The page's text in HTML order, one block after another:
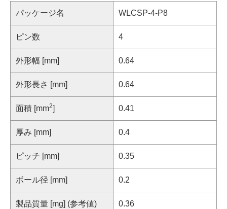
パッケージ名 WLCSP-4-P8
ピン数 4
外形幅 [mm] 0.64
外形長さ [mm] 0.64
面積 [mm2] 0.41
厚み [mm] 0.4
ピッチ [mm] 0.35
ボール径 [mm] 0.2
製品質量 [mg] (参考値) 0.36